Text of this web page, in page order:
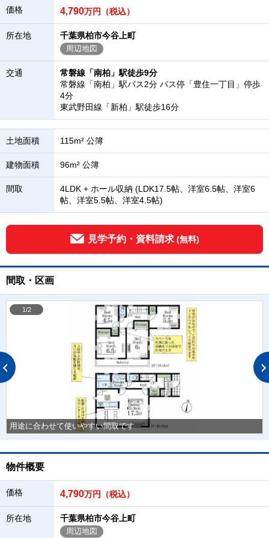
価格 4,790万円（税込）
所在地 千葉県柏市今谷上町
周辺地図
交通
常磐線「南柏」駅徒歩9分
常磐線「南柏」駅バス2分 バス停「豊住一丁目」停歩
4分
東武野田線「新柏」駅徒歩16分
土地面積 115m² 公簿
建物面積 96m² 公簿
間取
4LDK + ホール収納 (LDK17.5帖、洋室6.5帖、洋室6
帖、洋室5.5帖、洋室4.5帖)
見学予約・資料請求 (無料)
間取・区画
用途に合わせて使いやすい間取です
1/2
物件概要
価格 4,790万円（税込）
所在地 千葉県柏市今谷上町
周辺地図